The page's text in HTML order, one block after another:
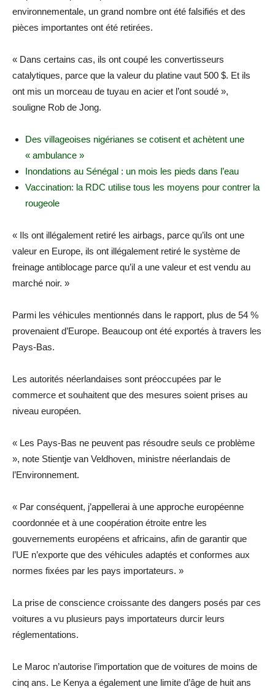
environnementale, un grand nombre ont été falsifiés et des
pièces importantes ont été retirées.
« Dans certains cas, ils ont coupé les convertisseurs
catalytiques, parce que la valeur du platine vaut 500 $. Et ils
ont mis un morceau de tuyau en acier et l’ont soudé »,
souligne Rob de Jong.
Des villageoises nigérianes se cotisent et achètent une
« ambulance »
Inondations au Sénégal : un mois les pieds dans l’eau
Vaccination: la RDC utilise tous les moyens pour contrer la
rougeole
« Ils ont illégalement retiré les airbags, parce qu’ils ont une
valeur en Europe, ils ont illégalement retiré le système de
freinage antiblocage parce qu’il a une valeur et est vendu au
marché noir. »
Parmi les véhicules mentionnés dans le rapport, plus de 54 %
provenaient d’Europe. Beaucoup ont été exportés à travers les
Pays-Bas.
Les autorités néerlandaises sont préoccupées par le
commerce et souhaitent que des mesures soient prises au
niveau européen.
« Les Pays-Bas ne peuvent pas résoudre seuls ce problème
», note Stientje van Veldhoven, ministre néerlandais de
l’Environnement.
« Par conséquent, j’appellerai à une approche européenne
coordonnée et à une coopération étroite entre les
gouvernements européens et africains, afin de garantir que
l’UE n’exporte que des véhicules adaptés et conformes aux
normes fixées par les pays importateurs. »
La prise de conscience croissante des dangers posés par ces
voitures a vu plusieurs pays importateurs durcir leurs
réglementations.
Le Maroc n’autorise l’importation que de voitures de moins de
cinq ans. Le Kenya a également une limite d’âge de huit ans